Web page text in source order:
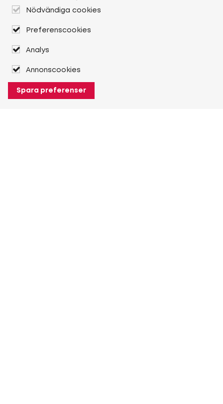
Nödvändiga cookies
Preferenscookies
Analys
Annonscookies
Spara preferenser